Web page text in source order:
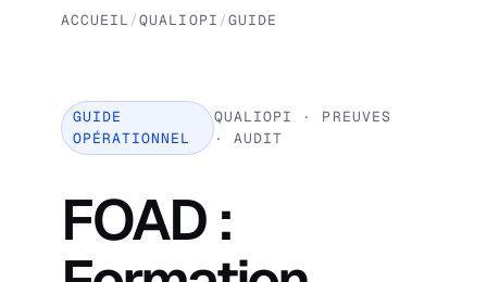
ACCUEIL /QUALIOPI /GUIDE
GUIDE
OPÉRATIONNEL
QUALIOPI · PREUVES
· AUDIT
FOAD :